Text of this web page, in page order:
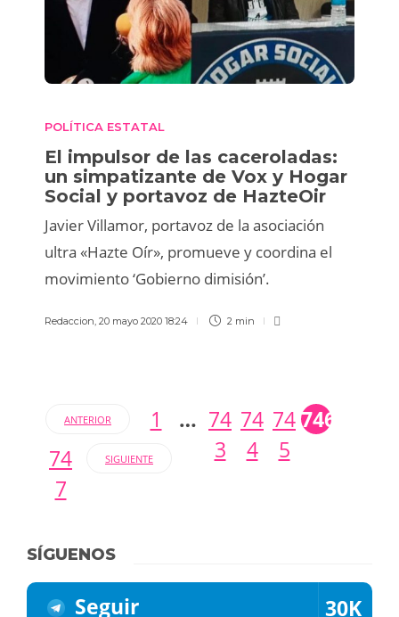
POLÍTICA ESTATAL
El impulsor de las caceroladas:
un simpatizante de Vox y Hogar
Social y portavoz de HazteOir
Javier Villamor, portavoz de la asociación
ultra «Hazte Oír», promueve y coordina el
movimiento ‘Gobierno dimisión’.
Redaccion, 20 mayo 2020 18:24 2 min
ANTERIOR 1 … 74
3
74
4
74
5
746
74
7
SIGUIENTE
SÍGUENOS
Seguir 30K